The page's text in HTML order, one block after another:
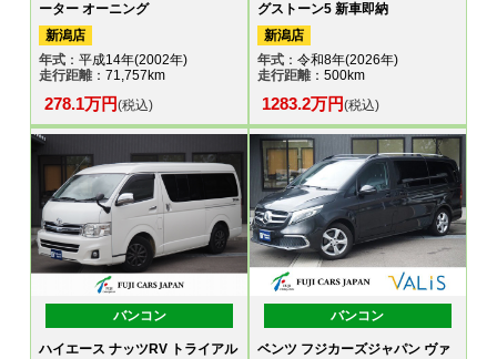
ーター オーニング
新潟店
年式 ：平成14年(2002年)
走行距離：71,757km
278.1万円(税込)
グストーン5 新車即納
新潟店
年式：令和8年(2026年)
走行距離：500km
1283.2万円(税込)
バンコン
ハイエース ナッツRV トライアル
バンコン
ベンツ フジカーズジャパン ヴァ